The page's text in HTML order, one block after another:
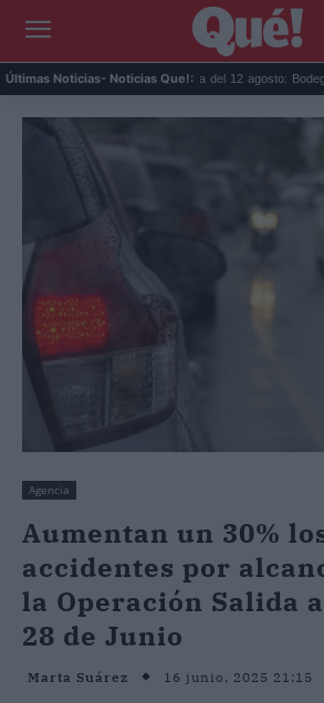
Últimas Noticias- Noticias Que!:
Eclipse solar en Cariñena del 12 agosto: Bodegas C...
Agencia
Aumentan un 30%
accidentes por
la Operación Salida
28 de Junio
Marta Suárez 16 junio, 2025 21:15